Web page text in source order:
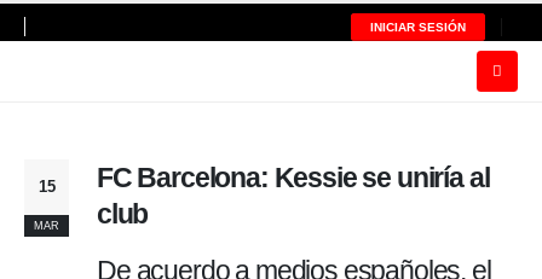
INICIAR SESIÓN
15
MAR
FC Barcelona: Kessie se uniría al
club
De acuerdo a medios españoles, el